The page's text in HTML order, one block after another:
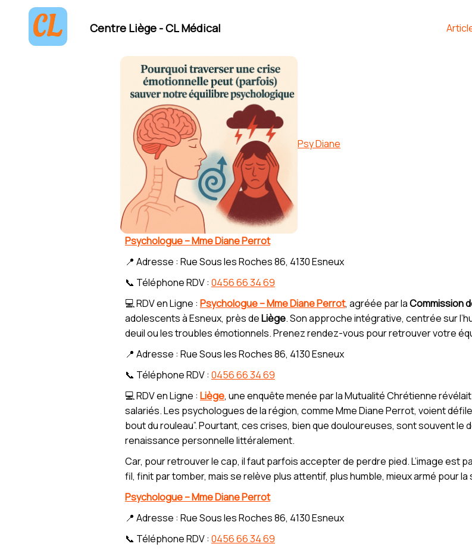
Centre Liège - CL Médical
Psy Diane
Psychologue – Mme Diane Perrot
📍 Adresse : Rue Sous les Roches 86, 4130 Esneux
📞 Téléphone RDV : 0456 66 34 69
💻 RDV en Ligne : Psychologue – Mme Diane Perrot, agréée par laCommission
adolescents à Esneux, près deLiège. Son approche intégrative, centrée sur
deuil ou les troubles émotionnels. Prenez rendez-vous pour retrouver votre
📍 Adresse : Rue Sous les Roches 86, 4130 Esneux
📞 Téléphone RDV : 0456 66 34 69
💻 RDV en Ligne : Liège, une enquête menée par la Mutualité Chrétienne
salariés. Les psychologues de la région, comme Mme Diane Perrot, voient
bout du rouleau”. Pourtant, ces crises, bien que douloureuses, sont souvent le
renaissance personnelle littéralement.
Car, pour retrouver le cap, il faut parfois accepter de perdre pied. L’image est
fil, finit par tomber, mais se relève plus attentif, plus humble, mieux armé pour la
Psychologue – Mme Diane Perrot
📍 Adresse : Rue Sous les Roches 86, 4130 Esneux
📞 Téléphone RDV : 0456 66 34 69